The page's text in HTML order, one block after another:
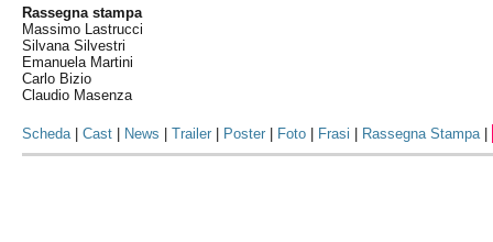
Rassegna stampa
Massimo Lastrucci
Silvana Silvestri
Emanuela Martini
Carlo Bizio
Claudio Masenza
Scheda|Cast News |Trailer Poster Foto Frasi Rassegna Stampa|